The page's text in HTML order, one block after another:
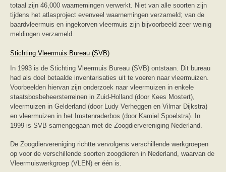
totaal zijn 46,000 waarnemingen verwerkt. Niet van alle soorten zijn
tijdens het atlasproject evenveel waarnemingen verzameld; van de
baardvleermuis en ingekorven vleermuis zijn bijvoorbeeld zeer weinig
meldingen verzameld.
Stichting Vleermuis Bureau (SVB)
In 1993 is de Stichting Vleermuis Bureau (SVB) ontstaan. Dit bureau
had als doel betaalde inventarisaties uit te voeren naar vleermuizen.
Voorbeelden hiervan zijn onderzoek naar vleermuizen in enkele
staatsbosbeheersterreinen in Zuid-Holland (door Kees Mostert),
vleermuizen in Gelderland (door Ludy Verheggen en Vilmar Dijkstra)
en vleermuizen in het Imstenraderbos (door Kamiel Spoelstra). In
1999 is SVB samengegaan met de Zoogdiervereniging Nederland.
De Zoogdiervereniging richtte vervolgens verschillende werkgroepen
op voor de verschillende soorten zoogdieren in Nederland, waarvan de
Vleermuiswerkgroep (VLEN) er één is.